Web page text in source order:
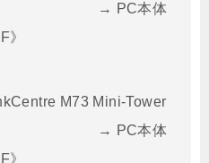
本体
》
M73 Mini-Tower
本体
》